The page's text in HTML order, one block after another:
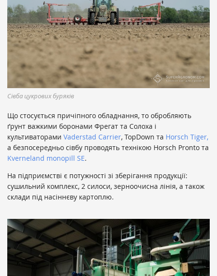
Сівба цукрових буряків
Що стосується причіпного обладнання, то обробляють
ґрунт важкими боронами Фрегат та Солоха і
культиваторами Vaderstad Carrier, TopDown та Horsch Tiger,
а безпосередньо сівбу проводять технікою Horsch Pronto та
Kverneland monopill SE.
На підприємстві є потужності зі зберігання продукції:
сушильний комплекс, 2 силоси, зерноочисна лінія, а також
склади під насіннєву картоплю.